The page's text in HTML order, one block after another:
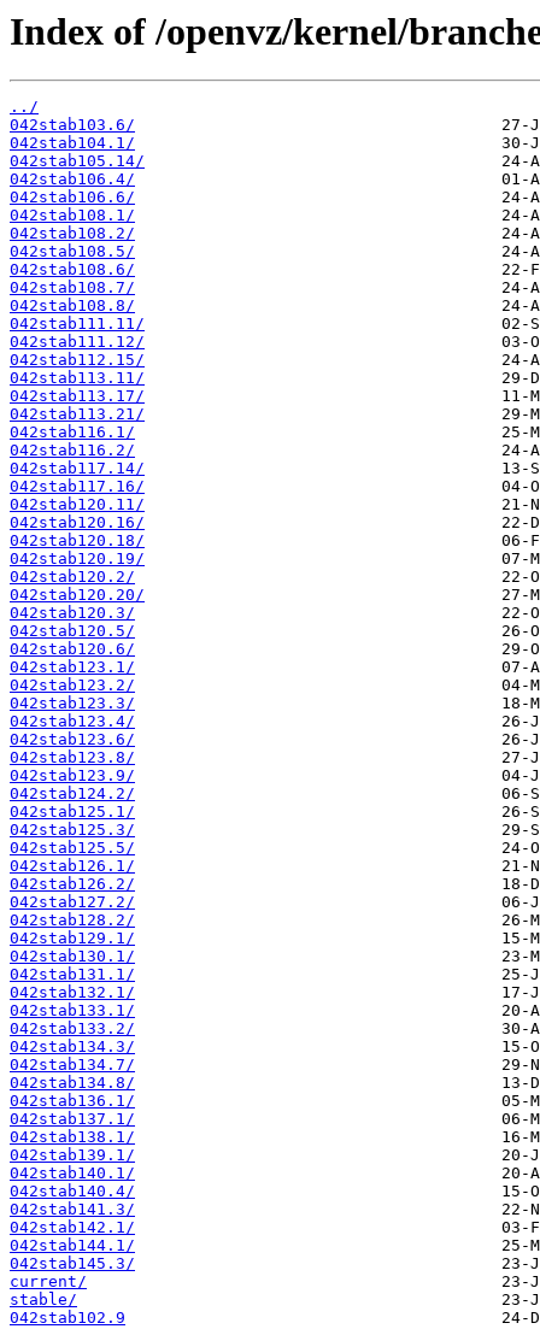
Index of /openvz/kernel/
../
042stab103.6/
042stab104.1/
042stab105.14/
042stab106.4/
042stab106.6/
042stab108.1/
042stab108.2/
042stab108.5/
042stab108.6/
042stab108.7/
042stab108.8/
042stab111.11/
042stab111.12/
042stab112.15/
042stab113.11/
042stab113.17/
042stab113.21/
042stab116.1/
042stab116.2/
042stab117.14/
042stab117.16/
042stab120.11/
042stab120.16/
042stab120.18/
042stab120.19/
042stab120.2/
042stab120.20/
042stab120.3/
042stab120.5/
042stab120.6/
042stab123.1/
042stab123.2/
042stab123.3/
042stab123.4/
042stab123.6/
042stab123.8/
042stab123.9/
042stab124.2/
042stab125.1/
042stab125.3/
042stab125.5/
042stab126.1/
042stab126.2/
042stab127.2/
042stab128.2/
042stab129.1/
042stab130.1/
042stab131.1/
042stab132.1/
042stab133.1/
042stab133.2/
042stab134.3/
042stab134.7/
042stab134.8/
042stab136.1/
042stab137.1/
042stab138.1/
042stab139.1/
042stab140.1/
042stab140.4/
042stab141.3/
042stab142.1/
042stab144.1/
042stab145.3/
current/
stable/
042stab102.9